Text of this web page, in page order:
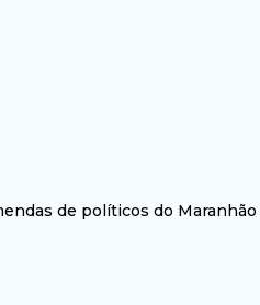
de políticos do Maranhão